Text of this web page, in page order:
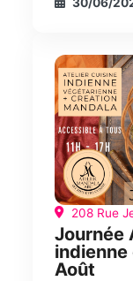
208 Rue
Journée
indienne
Août